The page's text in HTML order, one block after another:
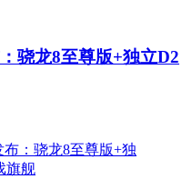
骁龙8至尊版+独立D2